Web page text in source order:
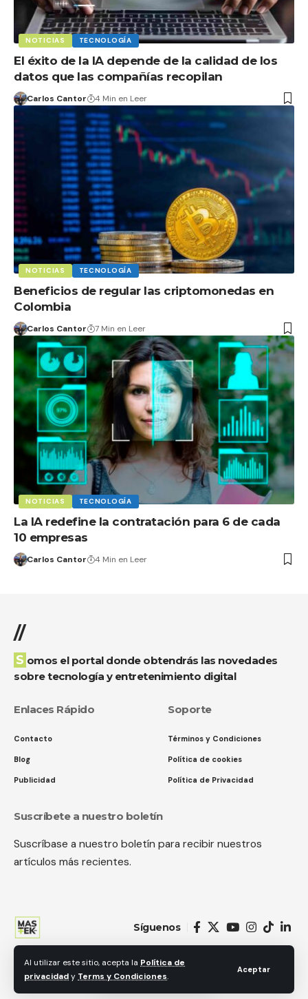
Al utilizar este sitio, acepta la Política de
privacidady Terms y Condiciones.
Aceptar
NOTICIAS TECNOLOGÍA
El éxito de la IA depende de la calidad de los
datos que las compañías recopilan
Carlos Cantor 4 Min en Leer
NOTICIAS TECNOLOGÍA
Beneficios de regular las criptomonedas en
Colombia
Carlos Cantor 7 Min en Leer
NOTICIAS TECNOLOGÍA
La IA redefine la contratación para 6 de cada
10 empresas
Carlos Cantor 4 Min en Leer
//
Somos el portal donde obtendrás las novedades
sobre tecnología y entretenimiento digital
Enlaces Rápido
Contacto
Blog
Publicidad
Soporte
Términos y Condiciones
Política de cookies
Política de Privacidad
Suscríbete a nuestro boletín
Suscríbase a nuestro boletín para recibir nuestros
artículos más recientes.
Síguenos
© 2018 MastekHw Service International. LLc. Todos los derechos
reservados.